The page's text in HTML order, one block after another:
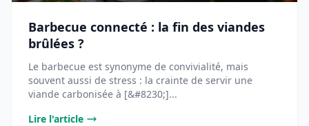
Barbecue connecté : la fin des viandes
brûlées ?
Le barbecue est synonyme de convivialité, mais
souvent aussi de stress : la crainte de servir une
viande carbonisée à [&#8230;]...
Lire l'article